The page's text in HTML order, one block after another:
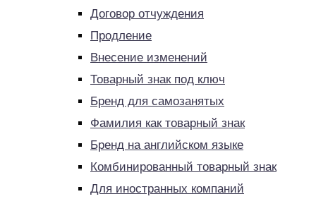
Договор отчуждения
Продление
Внесение изменений
Товарный знак под ключ
Бренд для самозанятых
Фамилия как товарный знак
Бренд на английском языке
Комбинированный товарный знак
Для иностранных компаний